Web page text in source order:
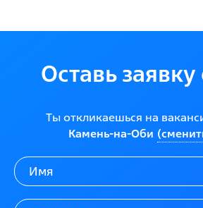
Оставь заявку
Ты откликаешься на
Камень-на-Оби